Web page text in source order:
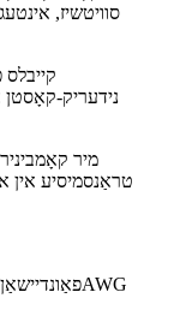
סוויטשיז,
נידעריק-קאָסטן
מיר
טראַנסמיסיע אין